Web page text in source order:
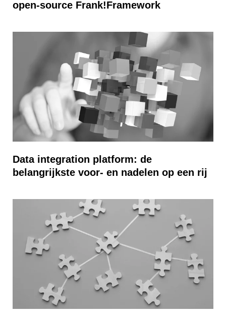
open-source Frank!Framework
Data integration platform: de
belangrijkste voor- en nadelen op een rij